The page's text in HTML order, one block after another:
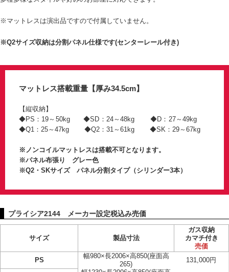
※マットレスは演出品ですので付属していません。
※Q2サイズ収納は分割パネル仕様です(センターレール付き)
マットレス搭載重量【厚み34.5cm】
【縦収納】
◆PS：19～50kg ◆SD：24～48kg ◆D：27～49kg
◆Q1：25～47kg ◆Q2：31～61kg ◆SK：29～67kg
※ノンコイルマットレスは搭載不可となります。
※パネル布張り グレー色
※Q2・SKサイズ パネル分割タイプ（シリンダー3本）
プライシア2144 メーカー設定税込み売価
サイズ 製品寸法
ガス収納
カマチ付き
売価
PS
幅980×長2006×高850(座面高
265)
131,000円